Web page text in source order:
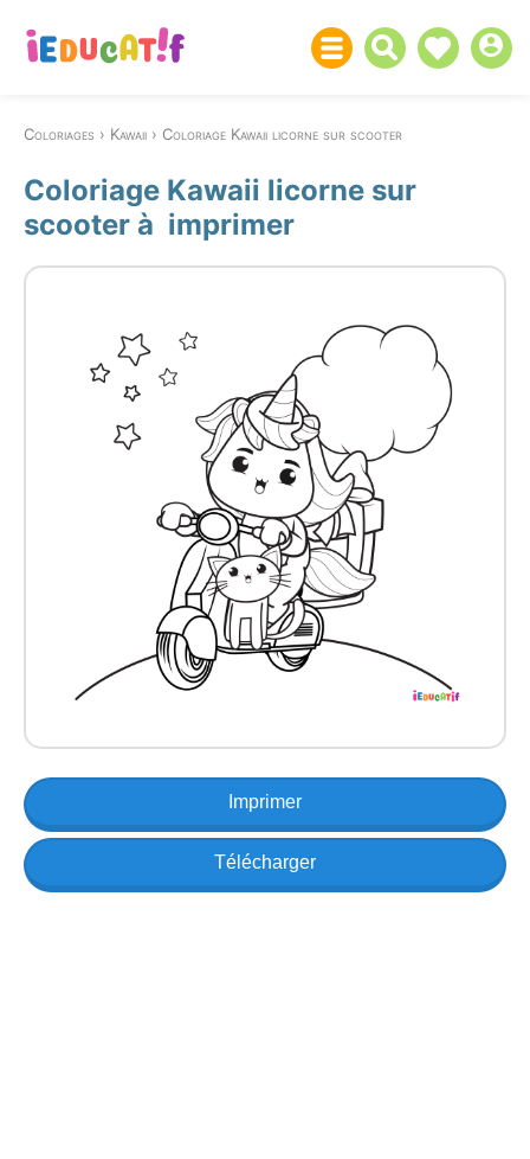
Coloriages Kawaii Coloriage Kawaii licorne sur scooter
Coloriage Kawaii licorne sur
scooter à imprimer
Imprimer
Télécharger